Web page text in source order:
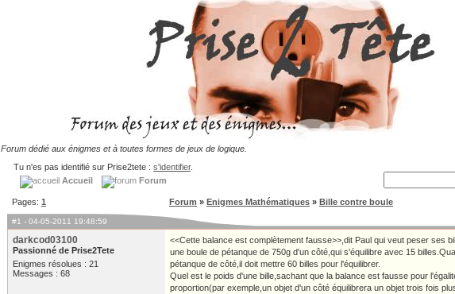
Forum dédié aux énigmes et à toutes formes de jeux de logique.
Tu n'es pas identifié sur Prise2tete : s'identifier.
Accueil
Forum
Pages: 1 Forum » Enigmes Mathématiques » Bille contre boule
#1 - 04-05-2011 19:48:59
darkcod03100
Passionné de Prise2Tete
Enigmes résolues : 21
Messages : 68
<<Cette balance est complètement fausse>>,dit Paul qui veut peser ses
une boule de pétanque de 750g d'un côté,qui s'équilibre avec 15
pétanque de côté,il doit mettre 60 billes pour l'équilibrer.
Quel est le poids d'une bille,sachant que la balance est fausse pour
proportion(par exemple,un objet d'un côté équilibrera un objet trois fois